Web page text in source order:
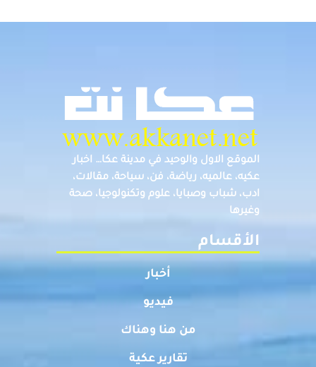
الموقع الاول والوحيد في مدينة عكا… اخبار
عكيه، عالميه، رياضة، فن، سياحة، مقالات،
ادب، شباب وصبايا، علوم وتكنولوجيا، صحة
وغيرها
الأقسام
أخبار
فيديو
من هنا وهناك
تقارير عكية